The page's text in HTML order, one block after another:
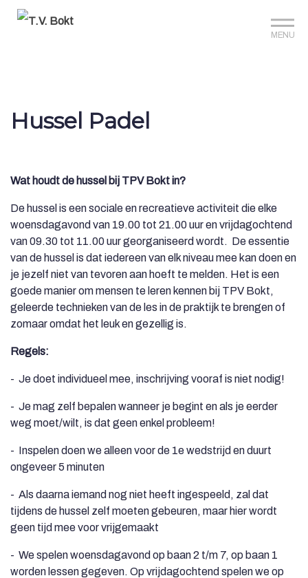
Sign up?
MENU
Hussel Padel
Wat houdt de hussel bij TPV Bokt in?
De hussel is een sociale en recreatieve activiteit die elke
woensdagavond van 19.00 tot 21.00 uur en vrijdagochtend
van 09.30 tot 11.00 uur georganiseerd wordt. De essentie
van de hussel is dat iedereen van elk niveau mee kan doen en
je jezelf niet van tevoren aan hoeft te melden. Het is een
goede manier om mensen te leren kennen bij TPV Bokt,
geleerde technieken van de les in de praktijk te brengen of
zomaar omdat het leuk en gezellig is.
Regels:
- Je doet individueel mee, inschrijving vooraf is niet nodig!
- Je mag zelf bepalen wanneer je begint en als je eerder
weg moet/wilt, is dat geen enkel probleem!
- Inspelen doen we alleen voor de 1e wedstrijd en duurt
ongeveer 5 minuten
- Als daarna iemand nog niet heeft ingespeeld, zal dat
tijdens de hussel zelf moeten gebeuren, maar hier wordt
geen tijd mee voor vrijgemaakt
- We spelen woensdagavond op baan 2 t/m 7, op baan 1
worden lessen gegeven. Op vrijdagochtend spelen we op